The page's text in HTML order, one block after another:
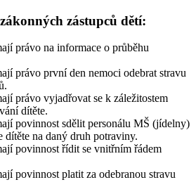
zástupců dětí:
právo na informace o průběhu
právo první den nemoci odebrat stravu
právo vyjadřovat se k záležitostem
dítěte.
povinnost sdělit personálu MŠ (jídelny)
dítěte na daný druh potraviny.
povinnost řídit se vnitřním řádem
povinnost platit za odebranou stravu